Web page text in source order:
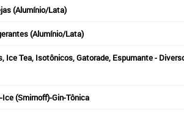
(Alumínio/Lata)
(Alumínio/Lata)
Ice Tea, Isotônicos, Gatorade, Espumante -
(Smirnoff)-Gin-Tônica